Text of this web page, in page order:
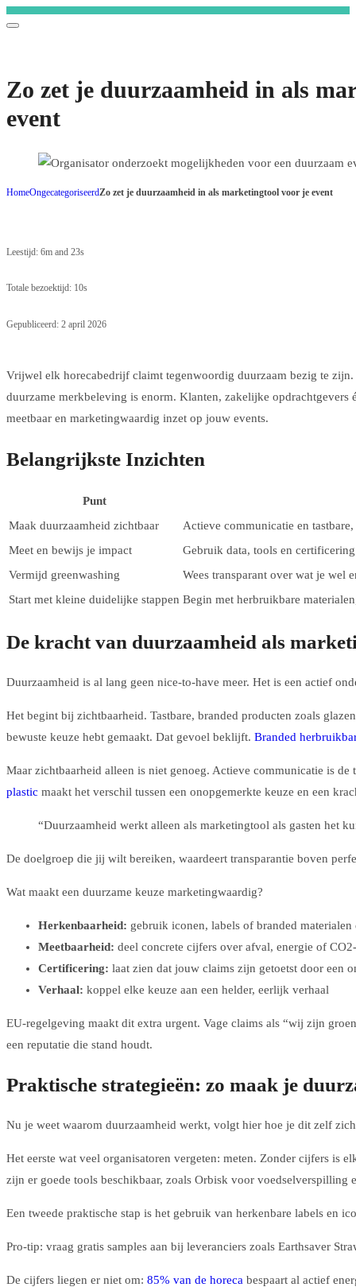
gratis
en
Zo zet je duurzaamheid in als
event
HomeOngecategoriseerdZo zet je duurzaamheid in als marketingtool voor je event
Leestijd: 6m and 23s
Totale bezoektijd: 10s
Gepubliceerd: 2 april 2026
Vrijwel elk horecabedrijf claimt tegenwoordig duurzaam bezig te
duurzame merkbeleving is enorm. Klanten, zakelijke opdrachtgevers
meetbaar en marketingwaardig inzet op jouw events.
Belangrijkste Inzichten
Punt
Maak duurzaamheid zichtbaar
Actieve communicatie en
Meet en bewijs je impact
Gebruik data, tools en
Vermijd greenwashing
Wees transparant over wat je wel
Start met kleine duidelijke stappen Begin met herbruikbare
De kracht van duurzaamheid als
Duurzaamheid is al lang geen nice-to-have meer. Het is een actief
Het begint bij zichtbaarheid. Tastbare, branded producten zoals
bewuste keuze hebt gemaakt. Dat gevoel beklijft. Branded
Maar zichtbaarheid alleen is niet genoeg. Actieve communicatie is
plastic maakt het verschil tussen een onopgemerkte keuze en een
“Duurzaamheid werkt alleen als marketingtool als gasten het
De doelgroep die jij wilt bereiken, waardeert transparantie boven
Wat maakt een duurzame keuze marketingwaardig?
Herkenbaarheid: gebruik iconen, labels of branded
Meetbaarheid: deel concrete cijfers over afval, energie of
Certificering: laat zien dat jouw claims zijn getoetst door een
Verhaal: koppel elke keuze aan een helder, eerlijk verhaal
EU-regelgeving maakt dit extra urgent. Vage claims als “wij zijn
een reputatie die stand houdt.
Praktische strategieën: zo maak je
Nu je weet waarom duurzaamheid werkt, volgt hier hoe je dit zelf
Het eerste wat veel organisatoren vergeten: meten. Zonder cijfers is
zijn er goede tools beschikbaar, zoals Orbisk voor voedselverspilling
Een tweede praktische stap is het gebruik van herkenbare labels en
Pro-tip: vraag gratis samples aan bij leveranciers zoals Earthsaver
De cijfers liegen er niet om: 85% van de horeca bespaart al actief